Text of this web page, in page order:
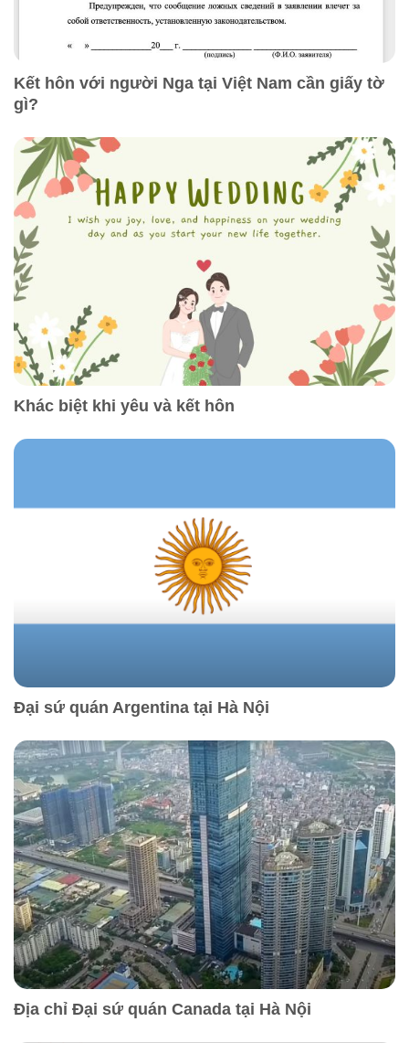
Kết hôn với người Nga tại Việt Nam cần giấy tờ
gì?
Khác biệt khi yêu và kết hôn
Đại sứ quán Argentina tại Hà Nội
Địa chỉ Đại sứ quán Canada tại Hà Nội